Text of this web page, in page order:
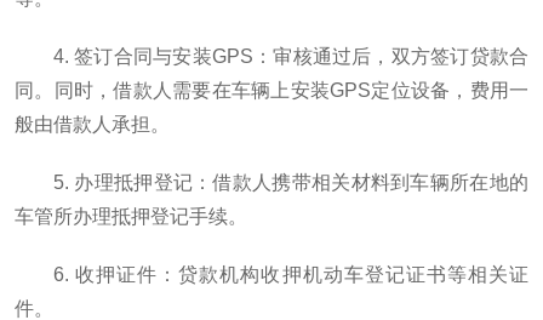
4. 签订合同与安装GPS：审核通过后，双方签订贷款合
同。同时，借款人需要在车辆上安装GPS定位设备，费用一
般由借款人承担。
5. 办理抵押登记：借款人携带相关材料到车辆所在地的
车管所办理抵押登记手续。
6. 收押证件：贷款机构收押机动车登记证书等相关证
件。